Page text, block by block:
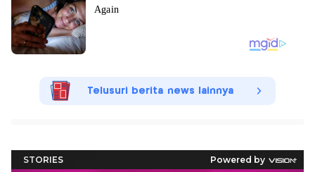
Telusuri berita news lainnya